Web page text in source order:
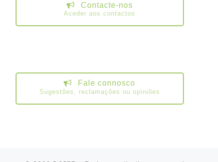
Contacte-nos
Aceder aos contactos
Fale connosco
Sugestões, reclamações ou opiniões